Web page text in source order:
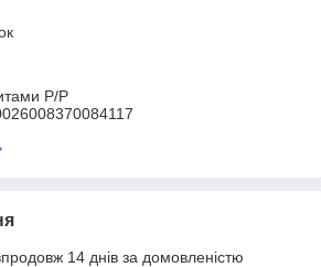
P/Р
14 днів за домовленістю